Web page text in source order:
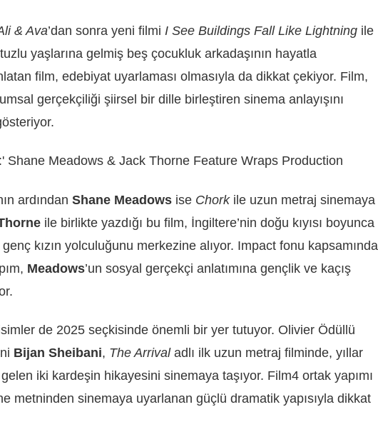
& Ava’dan sonra yeni filmi I See Buildings Fall Like Lightning ile
yaşlarına gelmiş beş çocukluk arkadaşının hayatla
film, edebiyat uyarlaması olmasıyla da dikkat çekiyor. Film,
gerçekçiliği şiirsel bir dille birleştiren sinema anlayışını
ardından Shane Meadows ise Chorkile uzun metraj sinemaya
ile birlikte yazdığı bu film, İngiltere’nin doğu kıyısı boyunca
kızın yolculuğunu merkezine alıyor. Impact fonu kapsamında
Meadows’un sosyal gerçekçi anlatımına gençlik ve kaçış
de 2025 seçkisinde önemli bir yer tutuyor. Olivier Ödüllü
Bijan Sheibani, The Arrivaladlı ilk uzun metraj filminde, yıllar
iki kardeşin hikayesini sinemaya taşıyor. Film4 ortak yapımı
metninden sinemaya uyarlanan güçlü dramatik yapısıyla dikkat